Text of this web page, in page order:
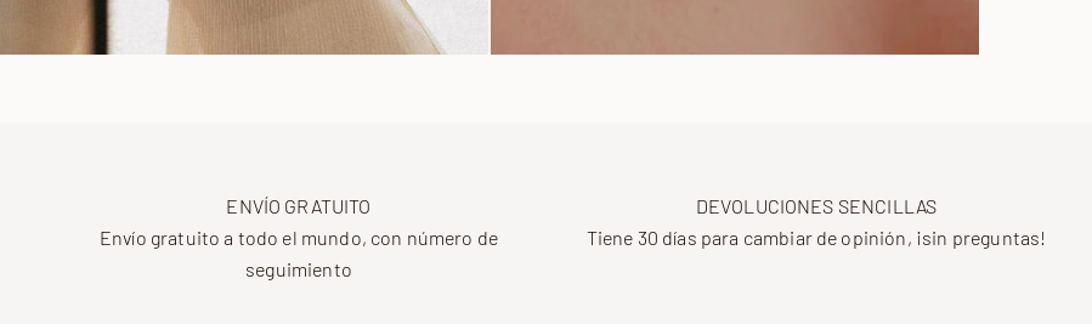
ENVÍO GRATUITO
Envío gratuito a todo el mundo, con número de
seguimiento
DEVOLUCIONES SENCILLAS
Tiene 30 días para cambiar de opinión, ¡sin preguntas!